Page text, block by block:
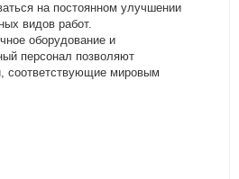
на постоянном улучшении
видов работ.
оборудование и
персонал позволяют
соответствующие мировым